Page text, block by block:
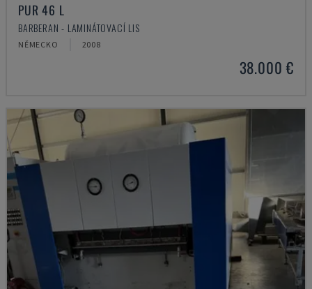
PUR 46 L
BARBERAN - LAMINÁTOVACÍ LIS
NĚMECKO 2008
38.000 €